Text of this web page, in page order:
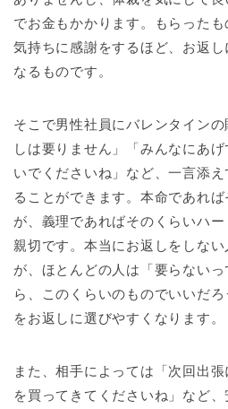
でお金もかかります。もらったも
気持ちに感謝をするほど、お返し
なるものです。
そこで男性社員にバレンタイン
しは要りません」「みんなにあ
いでくださいね」など、一言添
ることができます。本命であれ
が、義理であればそのくらいハ
親切です。本当にお返しをしな
が、ほとんどの人は「要らない
ら、このくらいのものでいいだ
をお返しに選びやすくなります。
また、相手によっては「次回出
を買ってきてくださいね」など